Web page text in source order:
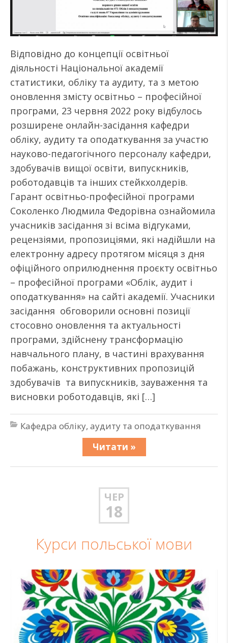
Відповідно до концепції освітньої
діяльності Національної академії
статистики, обліку та аудиту, та з метою
оновлення змісту освітньо – професійної
програми, 23 червня 2022 року відбулось
розширене онлайн-засідання кафедри
обліку, аудиту та оподаткування за участю
науково-педагогічного персоналу кафедри,
здобувачів вищої освіти, випускників,
роботодавців та інших стейкхолдерів.
Гарант освітньо-професійної програми
Соколенко Людмила Федорівна ознайомила
учасників засідання зі всіма відгуками,
рецензіями, пропозиціями, які надійшли на
електронну адресу протягом місяця з дня
офіційного оприлюднення проєкту освітньо
– професійної програми «Облік, аудит і
оподаткування» на сайті академії. Учасники
засідання обговорили основні позиції
стосовно оновлення та актуальності
програми, здійснену трансформацію
навчального плану, в частині врахування
побажань, конструктивних пропозицій
здобувачів та випускників, зауваження та
висновки роботодавців, які […]
Кафедра обліку, аудиту та оподаткування
Читати »
ЧЕР
18
Курси польської мови